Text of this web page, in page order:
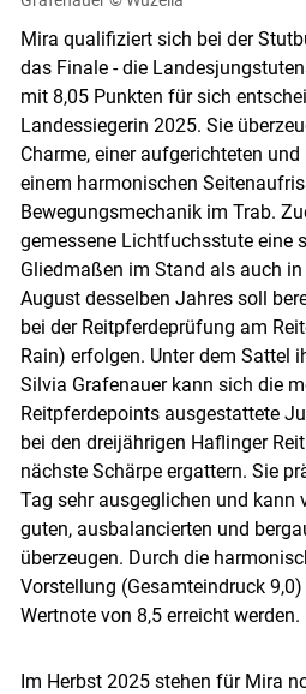
Mira qualifiziert sich bei der
das Finale - die
mit 8,05 Punkten für sich
Landessiegerin 2025. Sie
Charme, einer aufgerichteten
einem harmonischen
Bewegungsmechanik im Trab.
gemessene Lichtfuchsstute eine
Gliedmaßen im Stand als auch in
August desselben Jahres soll
bei der Reitpferdeprüfung am
Rain) erfolgen. Unter dem Sattel
Silvia Grafenauer kann sich die
Reitpferdepoints ausgestattete
bei den dreijährigen Haflinger
nächste Schärpe ergattern. Sie
Tag sehr ausgeglichen und kann
guten, ausbalancierten und
überzeugen. Durch die
Vorstellung (Gesamteindruck
Wertnote von 8,5 erreicht werden.
Im Herbst 2025 stehen für Mira